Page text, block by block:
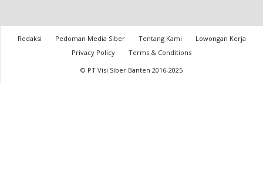
Redaksi Pedoman Media Siber Tentang Kami
Lowongan Kerja
Privacy Policy
Terms & Conditions
© PT Visi Siber Banten 2016-2025